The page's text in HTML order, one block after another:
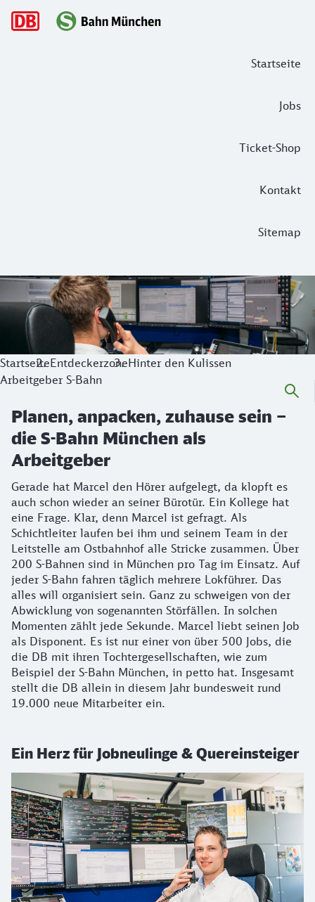
Startseite
Jobs
Ticket-Shop
Kontakt
Sitemap
Hauptnavigation
Planen, anpacken, zuhause sein –
Gerade hat Marcel den Hörer aufgelegt, da klopft es auch
StartseiteEntdeckerzoneHinter den Kulissen
Arbeitgeber S-Bahn
Planen, anpacken, zuhause sein –
die S-Bahn München als
Arbeitgeber
Gerade hat Marcel den Hörer aufgelegt, da klopft es
auch schon wieder an seiner Bürotür. Ein Kollege hat
eine Frage. Klar, denn Marcel ist gefragt. Als
Schichtleiter laufen bei ihm und seinem Team in der
Leitstelle am Ostbahnhof alle Stricke zusammen. Über
200 S-Bahnen sind in München pro Tag im Einsatz. Auf
jeder S-Bahn fahren täglich mehrere Lokführer. Das
alles will organisiert sein. Ganz zu schweigen von der
Abwicklung von sogenannten Störfällen. In solchen
Momenten zählt jede Sekunde. Marcel liebt seinen Job
als Disponent. Es ist nur einer von über 500 Jobs, die
die DB mit ihren Tochtergesellschaften, wie zum
Beispiel der S-Bahn München, in petto hat. Insgesamt
stellt die DB allein in diesem Jahr bundesweit rund
19.000 neue Mitarbeiter ein.
Ein Herz für Jobneulinge & Quereinsteiger